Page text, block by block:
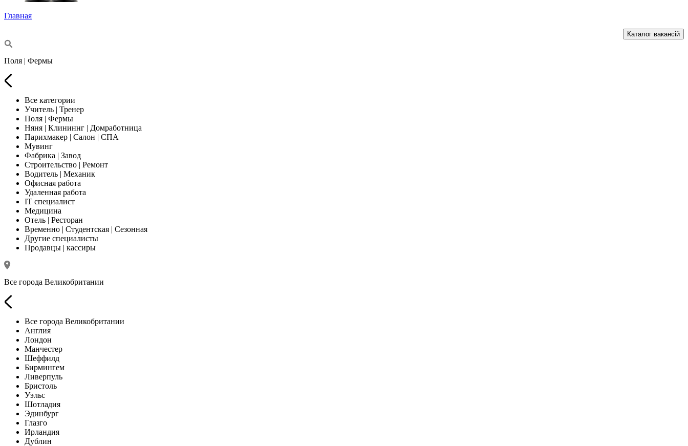
Главная
Каталог вакансій
Поля | Фермы
Все категории
Учитель | Тренер
Поля | Фермы
Няня | Клининнг | Домработница
Парихмакер | Салон | СПА
Мувинг
Фабрика | Завод
Строительство | Ремонт
Водитель | Механик
Офисная работа
Удаленная работа
IT специалист
Медицина
Отель | Ресторан
Временно | Студентская | Сезонная
Другие специалисты
Продавцы | кассиры
Все города Великобритании
Все города Великобритании
Англия
Лондон
Манчестер
Шеффилд
Бирмингем
Ливерпуль
Бристоль
Уэльс
Шотладия
Эдинбург
Глазго
Ирландия
Дублин